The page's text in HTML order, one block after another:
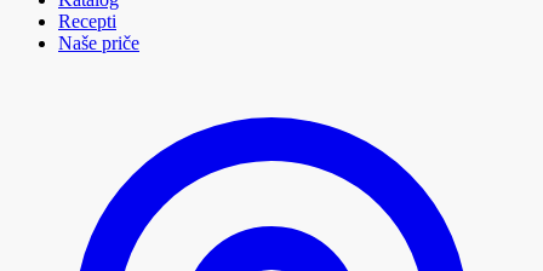
Recepti
Naše priče